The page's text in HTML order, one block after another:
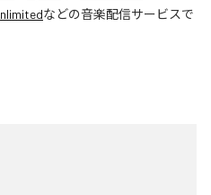
などの音楽配信サービスで